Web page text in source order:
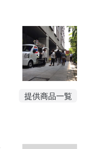
提供商品一覧